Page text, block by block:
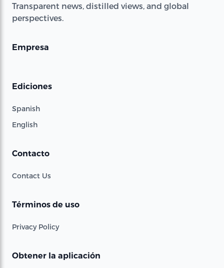
Transparent news, distilled views, and global
perspectives.
Empresa
Ediciones
Spanish
English
Contacto
Contact Us
Términos de uso
Privacy Policy
Obtener la aplicación